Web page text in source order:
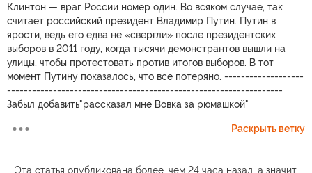
Клинтон — враг России номер один. Во всяком случае, так
считает российский президент Владимир Путин. Путин в
ярости, ведь его едва не «свергли» после президентских
выборов в 2011 году, когда тысячи демонстрантов вышли на
улицы, чтобы протестовать против итогов выборов. В тот
момент Путину показалось, что все потеряно. -------------------
------------------------------------------------------------------
Забыл добавить"рассказал мне Вовка за рюмашкой"
Раскрыть ветку
Эта статья опубликована более, чем 24 часа назад, а значит,